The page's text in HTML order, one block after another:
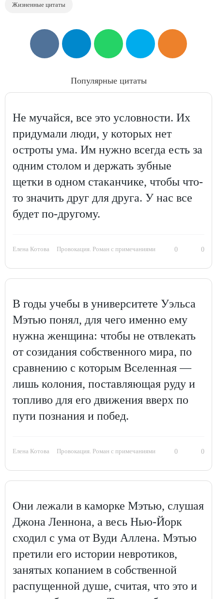
Жизненные цитаты
Популярные цитаты
Не мучайся, все это условности. Их
придумали люди, у которых нет
остроты ума. Им нужно всегда есть за
одним столом и держать зубные
щетки в одном стаканчике, чтобы что-
то значить друг для друга. У нас все
будет по-другому.
Елена Котова Провокация. Роман с примечаниями 0 0
В годы учебы в университете Уэльса
Мэтью понял, для чего именно ему
нужна женщина: чтобы не отвлекать
от созидания собственного мира, по
сравнению с которым Вселенная —
лишь колония, поставляющая руду и
топливо для его движения вверх по
пути познания и побед.
Елена Котова Провокация. Роман с примечаниями 0 0
Они лежали в каморке Мэтью, слушая
Джона Леннона, а весь Нью-Йорк
сходил с ума от Вуди Аллена. Мэтью
претили его истории невротиков,
занятых копанием в собственной
распущенной душе, считая, что это и